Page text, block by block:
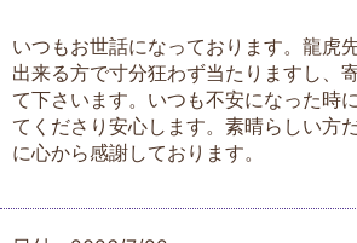
いつもお世話になっております。龍虎
出来る方で寸分狂わず当たりますし、
て下さいます。いつも不安になった時
てくださり安心します。素晴らしい方
に心から感謝しております。